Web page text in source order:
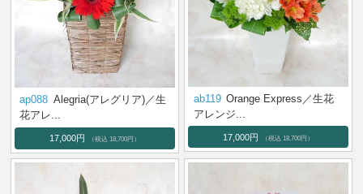
ap088 Alegria(アレグリア)／生
花アレ...
17,000円 （税込 18,700円）
ab119 Orange Express／生花
アレンジ...
17,000円 （税込 18,700円）